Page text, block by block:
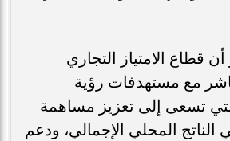
قطاع الامتياز التجاري
مع مستهدفات رؤية
2030، التي تسعى إلى تعزيز مساهمة
المحلي الإجمالي، ودعم